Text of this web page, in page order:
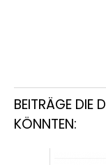
BEITRÄGE DIE
KÖNNTEN: